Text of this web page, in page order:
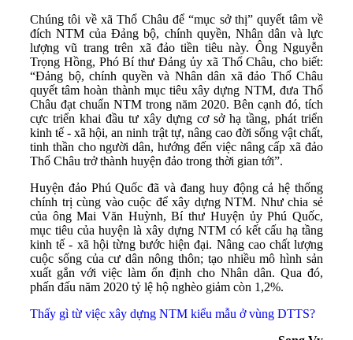
Chúng tôi về xã Thổ Châu để “mục sở thị” quyết tâm về
đích NTM của Đảng bộ, chính quyền, Nhân dân và lực
lượng vũ trang trên xã đảo tiền tiêu này. Ông Nguyễn
Trọng Hồng, Phó Bí thư Đảng ủy xã Thổ Châu, cho biết:
“Đảng bộ, chính quyền và Nhân dân xã đảo Thổ Châu
quyết tâm hoàn thành mục tiêu xây dựng NTM, đưa Thổ
Châu đạt chuẩn NTM trong năm 2020. Bên cạnh đó, tích
cực triển khai đầu tư xây dựng cơ sở hạ tầng, phát triển
kinh tế - xã hội, an ninh trật tự, nâng cao đời sống vật chất,
tinh thần cho người dân, hướng đến việc nâng cấp xã đảo
Thổ Châu trở thành huyện đảo trong thời gian tới”.
Huyện đảo Phú Quốc đã và đang huy động cả hệ thống
chính trị cùng vào cuộc để xây dựng NTM. Như chia sẻ
của ông Mai Văn Huỳnh, Bí thư Huyện ủy Phú Quốc,
mục tiêu của huyện là xây dựng NTM có kết cấu hạ tầng
kinh tế - xã hội từng bước hiện đại. Nâng cao chất lượng
cuộc sống của cư dân nông thôn; tạo nhiều mô hình sản
xuất gắn với việc làm ổn định cho Nhân dân. Qua đó,
phấn đấu năm 2020 tỷ lệ hộ nghèo giảm còn 1,2%.
Thấy gì từ việc xây dựng NTM kiểu mẫu ở vùng DTTS?